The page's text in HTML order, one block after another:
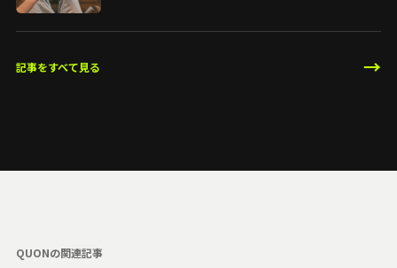
記事をすべて見る →
QUONの関連記事